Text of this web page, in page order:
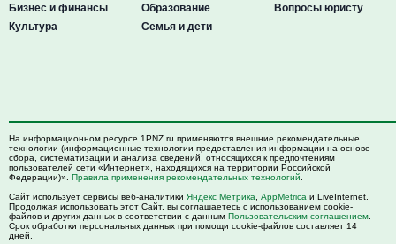
Бизнес и финансы
Культура
Образование
Семья и дети
Вопросы юристу
На информационном ресурсе 1PNZ.ru применяются внешние рекомендательные
технологии (информационные технологии предоставления информации на основе
сбора, систематизации и анализа сведений, относящихся к предпочтениям
пользователей сети «Интернет», находящихся на территории Российской
Федерации)». Правила применения рекомендательных технологий
Сайт использует сервисы веб-аналитики Яндекс Метрика AppMetrica и LiveInternet.
Продолжая использовать этот Сайт, вы соглашаетесь с использованием cookie-
файлов и других данных в соответствии с данным Пользовательским соглашением
Срок обработки персональных данных при помощи cookie-файлов составляет 14
дней.